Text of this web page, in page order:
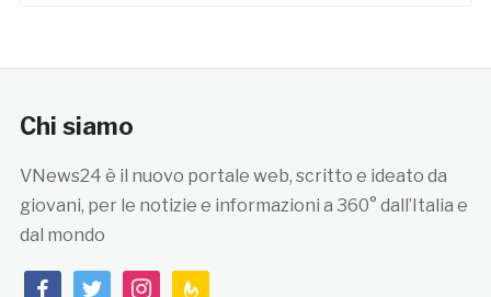
Chi siamo
VNews24 è il nuovo portale web, scritto e ideato da
giovani, per le notizie e informazioni a 360° dall’Italia e
dal mondo
facebooktwitterinstagramfeedburner